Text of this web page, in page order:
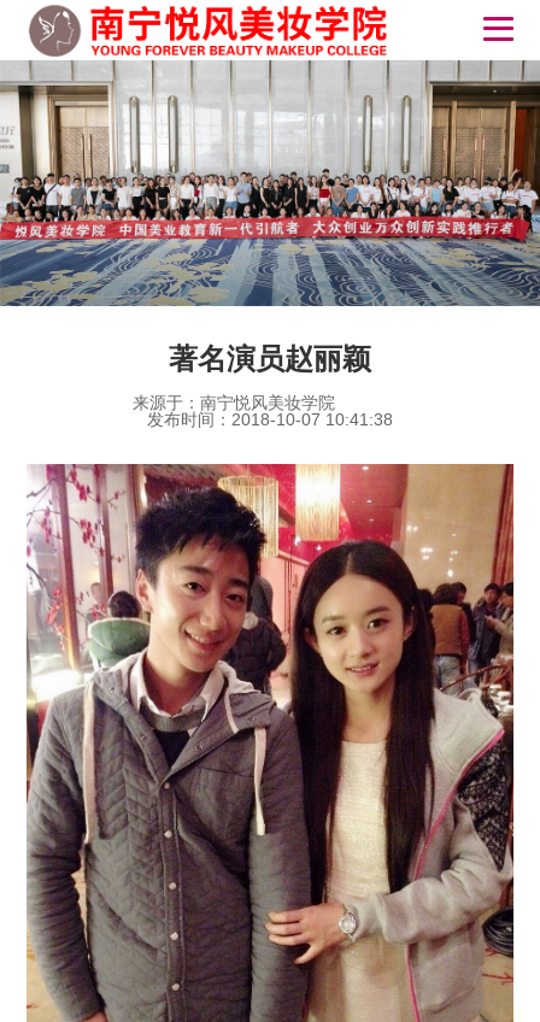
著名演员赵丽颖
来源于：南宁悦风美妆学院
发布时间：2018-10-07 10:41:38